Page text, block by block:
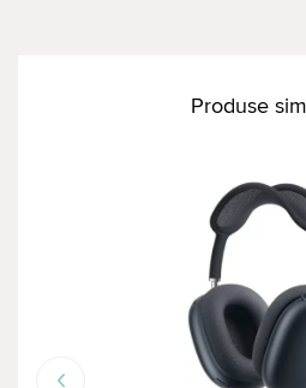
Produse